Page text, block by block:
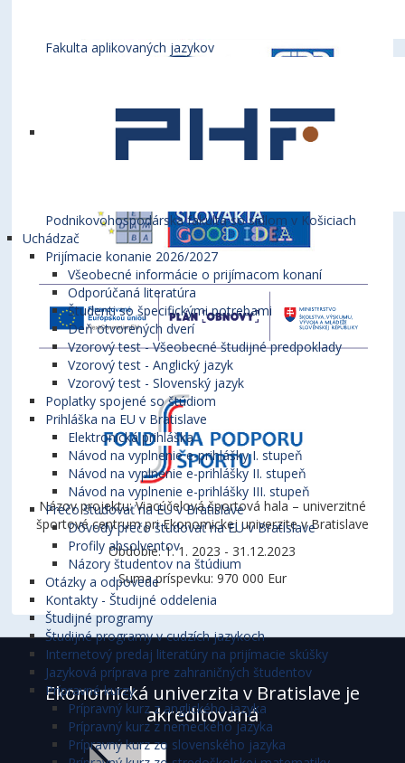
Fakulta aplikovaných jazykov
Podnikovohospodárska fakulta so sídlom v Košiciach
Uchádzač
Prijímacie konanie 2026/2027
Všeobecné informácie o prijímacom konaní
Odporúčaná literatúra
Študenti so špecifickými potrebami
Deň otvorených dverí
Vzorový test - Všeobecné študijné predpoklady
Vzorový test - Anglický jazyk
Vzorový test - Slovenský jazyk
Poplatky spojené so štúdiom
Prihláška na EU v Bratislave
Elektronická prihláška
Návod na vyplnenie e-prihlášky I. stupeň
Návod na vyplnenie e-prihlášky II. stupeň
Návod na vyplnenie e-prihlášky III. stupeň
Prečo študovať na EU v Bratislave
Dôvody prečo študovať na EU v Bratislave
Profily absolventov
Názory študentov na štúdium
Otázky a odpovede
Kontakty - Študijné oddelenia
Študijné programy
Študijné programy v cudzích jazykoch
Internetový predaj literatúry na prijímacie skúšky
Jazyková príprava pre zahraničných študentov
Prípravné kurzy
Prípravný kurz z anglického jazyka
Prípravný kurz z nemeckého jazyka
Prípravný kurz zo slovenského jazyka
Názov projektu: Viacúčelová športová hala – univerzitné
športové centrum pri Ekonomickej univerzite v Bratislave
Obdobie: 1. 1. 2023 - 31.12.2023
Suma príspevku: 970 000 Eur
Ekonomická univerzita v Bratislave je
akreditovaná